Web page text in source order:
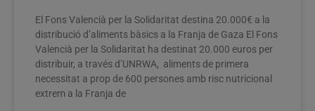
El Fons Valencià per la Solidaritat destina 20.000€ a la
distribució d’aliments bàsics a la Franja de Gaza El Fons
Valencià per la Solidaritat ha destinat 20.000 euros per
distribuir, a través d’UNRWA, aliments de primera
necessitat a prop de 600 persones amb risc nutricional
extrem a la Franja de